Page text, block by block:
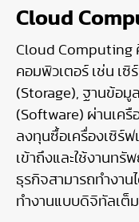
Cloud
Cloud Computing
คอมพิวเตอร์ เช่น เซิ
(Storage), ฐานข้อมู
(Software) ผ่านเครื
ลงทุนซื้อเครื่องเซิร์ฟ
เข้าถึงและใช้งานทรั
ธุรกิจสามารถทำงาน
ทำงานแบบดิจิทัลเต็